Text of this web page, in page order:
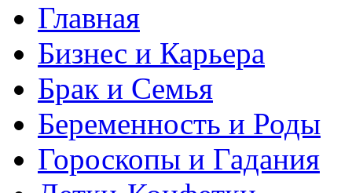
Главная
Бизнес и Карьера
Брак и Семья
Беременность и Роды
Гороскопы и Гадания